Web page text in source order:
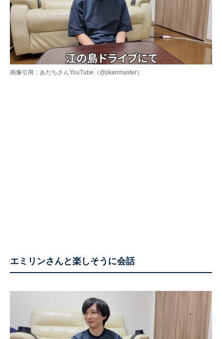
画像引用：あだちさんYouTube（ @jikanmaster）
エミリンさんと楽しそうに会話